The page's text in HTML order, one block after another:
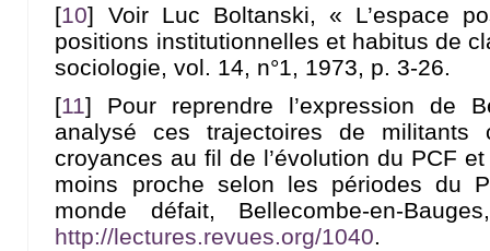
[10] Voir Luc Boltanski, « L’espace
positions institutionnelles et habitus de
sociologie, vol. 14, n°1, 1973, p. 3-26.
[11] Pour reprendre l’expression de
analysé ces trajectoires de militants
croyances au fil de l’évolution du PCF
moins proche selon les périodes du
monde défait, Bellecombe-en-
http://lectures.revues.org/1040.